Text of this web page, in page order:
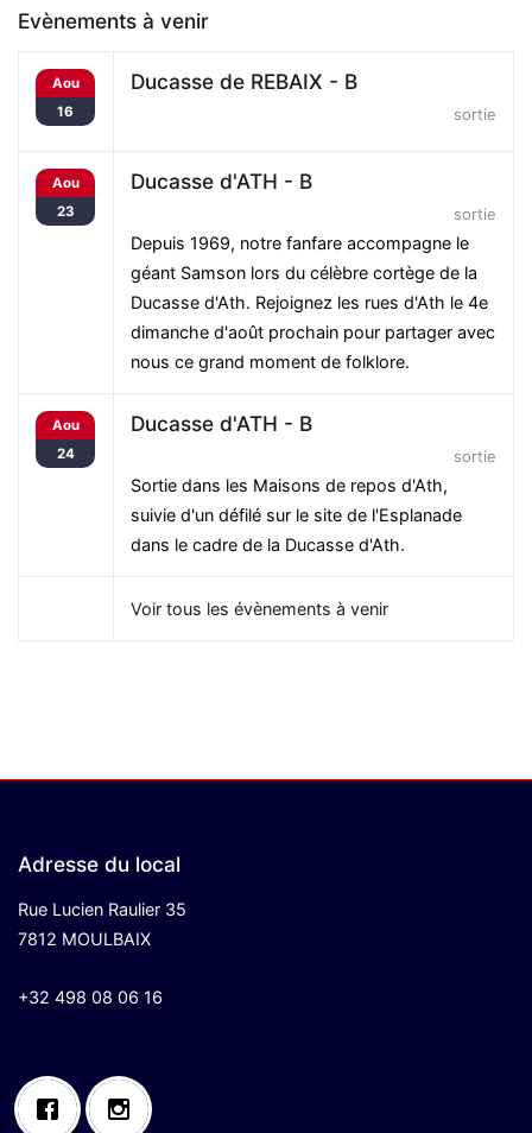
Evènements à venir
Aou
16
Ducasse de REBAIX - B
sortie
Aou
23
Ducasse d'ATH - B
sortie
Depuis 1969, notre fanfare accompagne le
géant Samson lors du célèbre cortège de la
Ducasse d'Ath. Rejoignez les rues d'Ath le 4e
dimanche d'août prochain pour partager avec
nous ce grand moment de folklore.
Aou
24
Ducasse d'ATH - B
sortie
Sortie dans les Maisons de repos d'Ath,
suivie d'un défilé sur le site de l'Esplanade
dans le cadre de la Ducasse d'Ath.
Voir tous les évènements à venir
Adresse du local
Rue Lucien Raulier 35
7812 MOULBAIX
+32 498 08 06 16